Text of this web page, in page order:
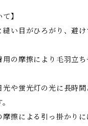
】
縫い目がひろがり、避
用の摩擦により毛羽立
光や蛍光灯の光に長時
摩擦による引っ掛かり